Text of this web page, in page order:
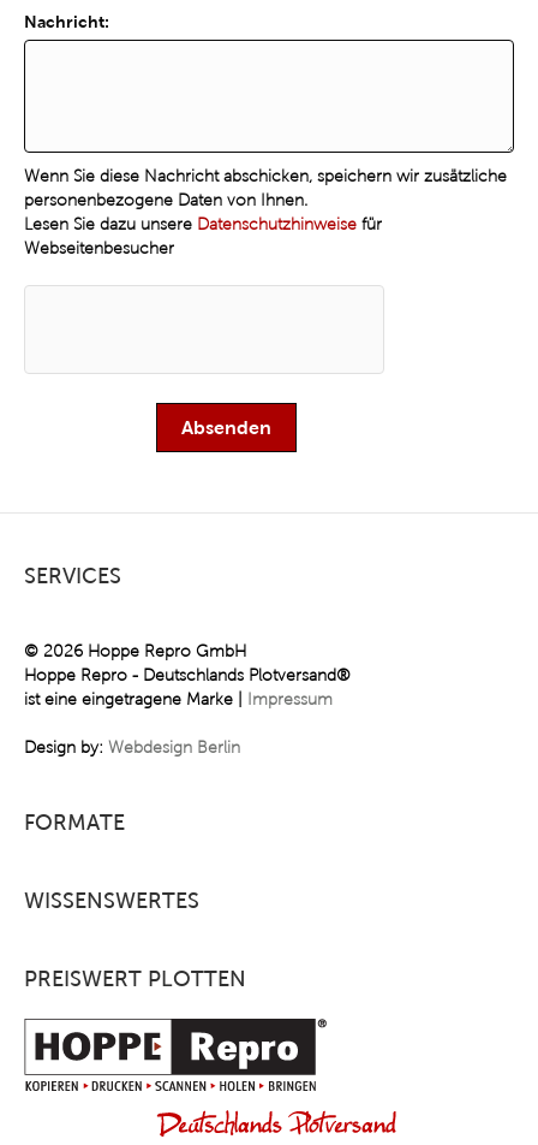
Nachricht:
Wenn Sie diese Nachricht abschicken, speichern wir zusätzliche
personenbezogene Daten von Ihnen.
Lesen Sie dazu unsere Datenschutzhinweise für
Webseitenbesucher
SERVICES
© 2026 Hoppe Repro GmbH
Hoppe Repro - Deutschlands Plotversand®
ist eine eingetragene Marke |
Impressum
Design by: Webdesign Berlin
FORMATE
WISSENSWERTES
PREISWERT PLOTTEN